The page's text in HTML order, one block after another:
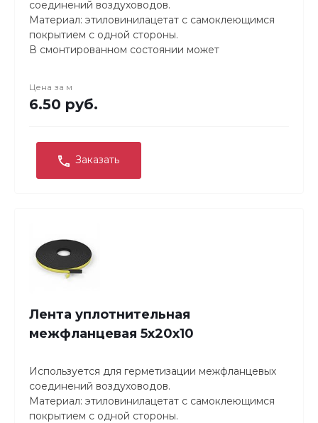
соединений воздуховодов.
Материал: этиловинилацетат с самоклеющимся
покрытием с одной стороны.
В смонтированном состоянии может
более 0°С. Материал устойчив к жирам и парам
кислот.
Цена за м
6.50 руб.
Заказать
Лента уплотнительная
межфланцевая 5х20х10
Используется для герметизации межфланцевых
соединений воздуховодов.
Материал: этиловинилацетат с самоклеющимся
покрытием с одной стороны.